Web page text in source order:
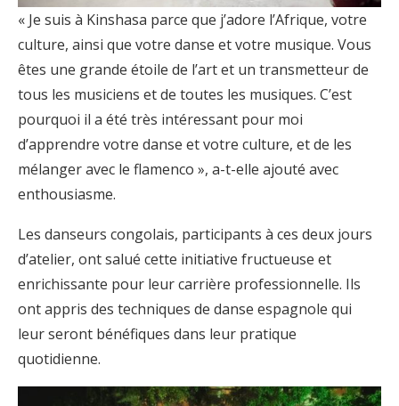
« Je suis à Kinshasa parce que j’adore l’Afrique, votre
culture, ainsi que votre danse et votre musique. Vous
êtes une grande étoile de l’art et un transmetteur de
tous les musiciens et de toutes les musiques. C’est
pourquoi il a été très intéressant pour moi
d’apprendre votre danse et votre culture, et de les
mélanger avec le flamenco », a-t-elle ajouté avec
enthousiasme.
Les danseurs congolais, participants à ces deux jours
d’atelier, ont salué cette initiative fructueuse et
enrichissante pour leur carrière professionnelle. Ils
ont appris des techniques de danse espagnole qui
leur seront bénéfiques dans leur pratique
quotidienne.